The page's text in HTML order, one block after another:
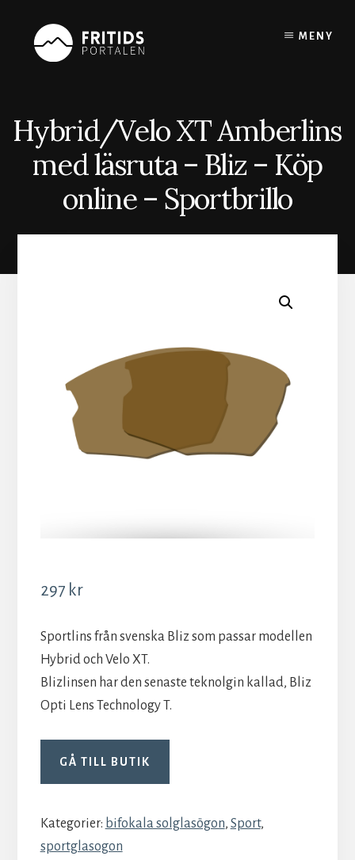
content
MENY
Hybrid/Velo XT Amberlins
med läsruta – Bliz – Köp
online – Sportbrillo
297 kr
Sportlins från svenska Bliz som passar modellen
Hybrid och Velo XT.
Blizlinsen har den senaste teknolgin kallad, Bliz
Opti Lens Technology T.
GÅ TILL BUTIK
Kategorier: bifokala solglasögon, Sport,
sportglasogon